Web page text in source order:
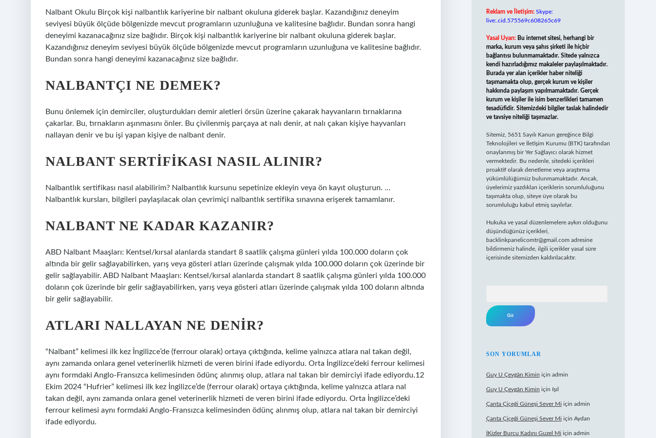
Nalbant Okulu Birçok kişi nalbantlık kariyerine bir nalbant okuluna giderek başlar. Kazandığınız deneyim
seviyesi büyük ölçüde bölgenizde mevcut programların uzunluğuna ve kalitesine bağlıdır. Bundan sonra hangi
deneyimi kazanacağınız size bağlıdır. Birçok kişi nalbantlık kariyerine bir nalbant okuluna giderek başlar.
Kazandığınız deneyim seviyesi büyük ölçüde bölgenizde mevcut programların uzunluğuna ve kalitesine bağlıdır.
Bundan sonra hangi deneyimi kazanacağınız size bağlıdır.
NALBANTÇI NE DEMEK?
Bunu önlemek için demirciler, oluşturdukları demir aletleri örsün üzerine çakarak hayvanların tırnaklarına
çakarlar. Bu, tırnakların aşınmasını önler. Bu çivilenmiş parçaya at nalı denir, at nalı çakan kişiye hayvanları
nallayan denir ve bu işi yapan kişiye de nalbant denir.
NALBANT SERTIFIKASI NASIL ALINIR?
Nalbantlık sertifikası nasıl alabilirim? Nalbantlık kursunu sepetinize ekleyin veya ön kayıt oluşturun. …
Nalbantlık kursları, bilgileri paylaşılacak olan çevrimiçi nalbantlık sertifika sınavına erişerek tamamlanır.
NALBANT NE KADAR KAZANIR?
ABD Nalbant Maaşları: Kentsel/kırsal alanlarda standart 8 saatlik çalışma günleri yılda 100.000 doların çok
altında bir gelir sağlayabilirken, yarış veya gösteri atları üzerinde çalışmak yılda 100.000 doların çok üzerinde bir
gelir sağlayabilir. ABD Nalbant Maaşları: Kentsel/kırsal alanlarda standart 8 saatlik çalışma günleri yılda 100.000
doların çok üzerinde bir gelir sağlayabilirken, yarış veya gösteri atları üzerinde çalışmak yılda 100 doların altında
bir gelir sağlayabilir.
ATLARI NALLAYAN NE DENIR?
“Nalbant” kelimesi ilk kez İngilizce’de (ferrour olarak) ortaya çıktığında, kelime yalnızca atlara nal takan değil,
aynı zamanda onlara genel veterinerlik hizmeti de veren birini ifade ediyordu. Orta İngilizce’deki ferrour kelimesi
aynı formdaki Anglo-Fransızca kelimesinden ödünç alınmış olup, atlara nal takan bir demirciyi ifade ediyordu.12
Ekim 2024 “Hufrier” kelimesi ilk kez İngilizce’de (ferrour olarak) ortaya çıktığında, kelime yalnızca atlara nal
takan değil, aynı zamanda onlara genel veterinerlik hizmeti de veren birini ifade ediyordu. Orta İngilizce’deki
ferrour kelimesi aynı formdaki Anglo-Fransızca kelimesinden ödünç alınmış olup, atlara nal takan bir demirciyi
ifade ediyordu.
Reklam ve İletişim: Skype:
live:.cid.575569c608265c69
Yasal Uyarı: Bu internet sitesi, herhangi bir
marka, kurum veya şahıs şirketi ile hiçbir
bağlantısı bulunmamaktadır. Sitede yalnızca
kendi hazırladığımız makaleler paylaşılmaktadır.
Burada yer alan içerikler haber niteliği
taşımamakta olup, gerçek kurum ve kişiler
hakkında paylaşım yapılmamaktadır. Gerçek
kurum ve kişiler ile isim benzerlikleri tamamen
tesadüfidir. Sitemizdeki bilgiler taslak halindedir
ve tavsiye niteliği taşımazlar.
Sitemiz, 5651 Sayılı Kanun gereğince Bilgi
Teknolojileri ve İletişim Kurumu (BTK) tarafından
onaylanmış bir Yer Sağlayıcı olarak hizmet
vermektedir. Bu nedenle, sitedeki içerikleri
proaktif olarak denetleme veya araştırma
yükümlülüğümüz bulunmamaktadır. Ancak,
üyelerimiz yazdıkları içeriklerin sorumluluğunu
taşımakta olup, siteye üye olarak bu
sorumluluğu kabul etmiş sayılırlar.
Hukuka ve yasal düzenlemelere aykırı olduğunu
düşündüğünüz içerikleri,
backlinkpanelicomtr@gmail.com adresine
bildirmeniz halinde, ilgili içerikler yasal süre
içerisinde sitemizden kaldırılacaktır.
SON YORUMLAR
Guy U Çevgân Kimin için admin
Guy U Çevgân Kimin için Işıl
Çanta Çiçeği Güneşi Sever Mi için admin
Çanta Çiçeği Güneşi Sever Mi için Aydan
İKizler Burcu Kadını Guzel Mi için admin